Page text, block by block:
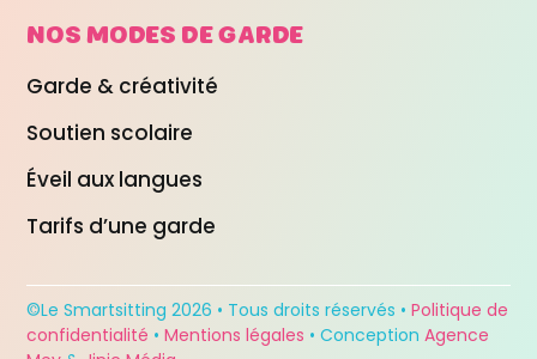
NOS MODES DEGARDE
Garde & créativité
Soutien scolaire
Éveil aux langues
Tarifs d’une garde
©Le Smartsitting 2026 • Tous droits réservés •Politique de
confidentialité •Mentions légales • ConceptionAgence